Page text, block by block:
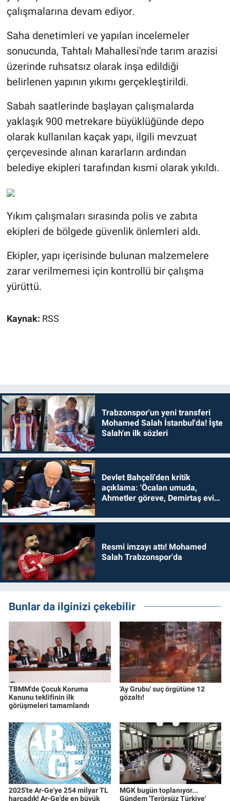
çalışmalarına devam ediyor.
Saha denetimleri ve yapılan incelemeler
sonucunda, Tahtalı Mahallesi'nde tarım arazisi
üzerinde ruhsatsız olarak inşa edildiği
belirlenen yapının yıkımı gerçekleştirildi.
Sabah saatlerinde başlayan çalışmalarda
yaklaşık 900 metrekare büyüklüğünde depo
olarak kullanılan kaçak yapı, ilgili mevzuat
çerçevesinde alınan kararların ardından
belediye ekipleri tarafından kısmi olarak yıkıldı.
Yıkım çalışmaları sırasında polis ve zabıta
ekipleri de bölgede güvenlik önlemleri aldı.
Ekipler, yapı içerisinde bulunan malzemelere
zarar verilmemesi için kontrollü bir çalışma
yürüttü.
Kaynak: RSS
Trabzonspor'un yeni transferi
Mohamed Salah İstanbul'da! İşte
Salah'ın ilk sözleri
Devlet Bahçeli'den kritik
açıklama: 'Öcalan umuda,
Ahmetler göreve, Demirtaş evine
Resmi imzayı attı! Mohamed
Salah Trabzonspor'da
Bunlar da ilginizi çekebilir
TBMM'de Çocuk Koruma
Kanunu teklifinin ilk
görüşmeleri tamamlandı
'Ay Grubu' suç örgütüne 12
gözaltı!
2025'te Ar-Ge'ye 254 milyar TL
harcadık! Ar-Ge'de en büyük
MGK bugün toplanıyor...
Gündem 'Terörsüz Türkiye'